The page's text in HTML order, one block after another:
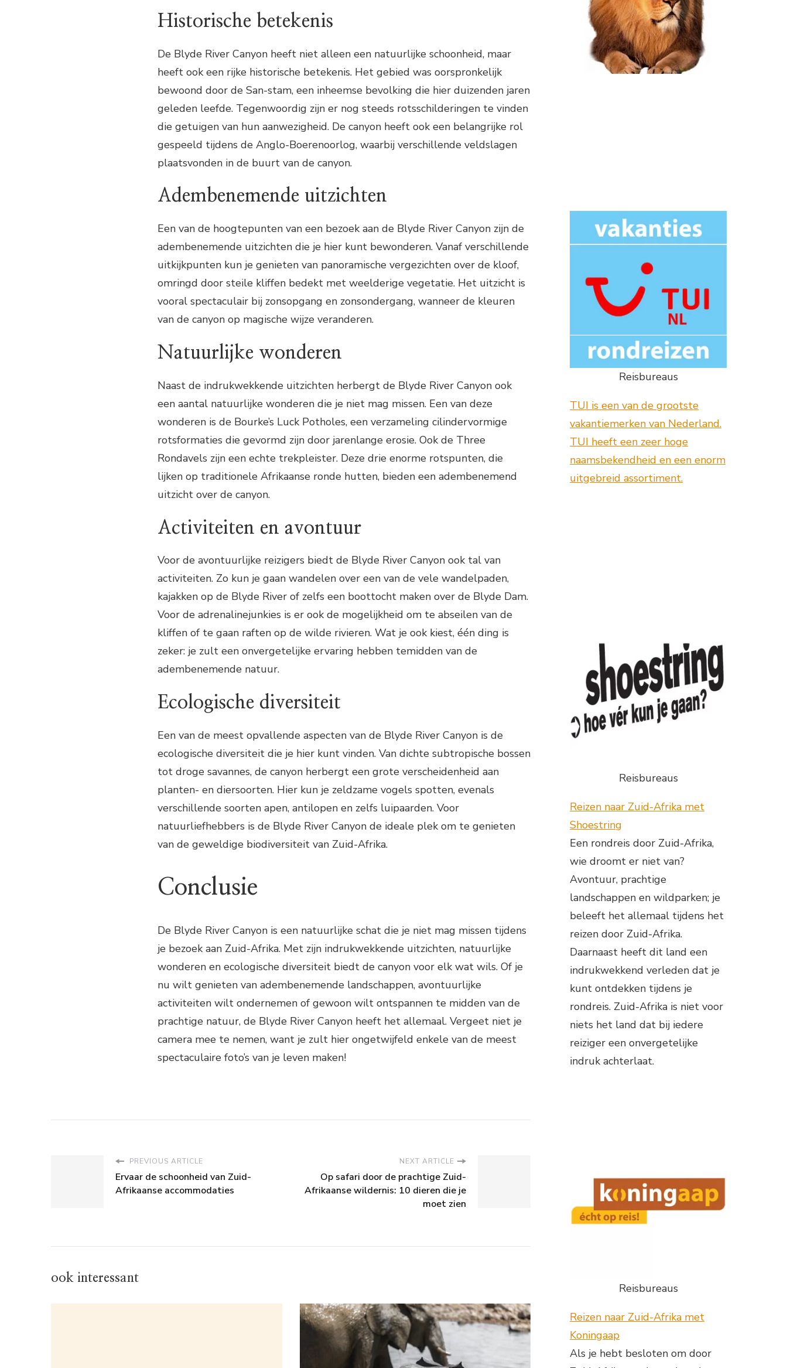
Historische betekenis
De Blyde River Canyon heeft niet alleen een natuurlijke schoonheid, maar
heeft ook een rijke historische betekenis. Het gebied was oorspronkelijk
bewoond door de San-stam, een inheemse bevolking die hier duizenden jaren
geleden leefde. Tegenwoordig zijn er nog steeds rotsschilderingen te vinden
die getuigen van hun aanwezigheid. De canyon heeft ook een belangrijke rol
gespeeld tijdens de Anglo-Boerenoorlog, waarbij verschillende veldslagen
plaatsvonden in de buurt van de canyon.
Adembenemende uitzichten
Een van de hoogtepunten van een bezoek aan de Blyde River Canyon zijn de
adembenemende uitzichten die je hier kunt bewonderen. Vanaf verschillende
uitkijkpunten kun je genieten van panoramische vergezichten over de kloof,
omringd door steile kliffen bedekt met weelderige vegetatie. Het uitzicht is
vooral spectaculair bij zonsopgang en zonsondergang, wanneer de kleuren
van de canyon op magische wijze veranderen.
Natuurlijke wonderen
Naast de indrukwekkende uitzichten herbergt de Blyde River Canyon ook
een aantal natuurlijke wonderen die je niet mag missen. Een van deze
wonderen is de Bourke’s Luck Potholes, een verzameling cilindervormige
rotsformaties die gevormd zijn door jarenlange erosie. Ook de Three
Rondavels zijn een echte trekpleister. Deze drie enorme rotspunten, die
lijken op traditionele Afrikaanse ronde hutten, bieden een adembenemend
uitzicht over de canyon.
Activiteiten en avontuur
Voor de avontuurlijke reizigers biedt de Blyde River Canyon ook tal van
activiteiten. Zo kun je gaan wandelen over een van de vele wandelpaden,
kajakken op de Blyde River of zelfs een boottocht maken over de Blyde Dam.
Voor de adrenalinejunkies is er ook de mogelijkheid om te abseilen van de
kliffen of te gaan raften op de wilde rivieren. Wat je ook kiest, één ding is
zeker: je zult een onvergetelijke ervaring hebben temidden van de
adembenemende natuur.
Ecologische diversiteit
Een van de meest opvallende aspecten van de Blyde River Canyon is de
ecologische diversiteit die je hier kunt vinden. Van dichte subtropische bossen
tot droge savannes, de canyon herbergt een grote verscheidenheid aan
planten- en diersoorten. Hier kun je zeldzame vogels spotten, evenals
verschillende soorten apen, antilopen en zelfs luipaarden. Voor
natuurliefhebbers is de Blyde River Canyon de ideale plek om te genieten
van de geweldige biodiversiteit van Zuid-Afrika.
Conclusie
De Blyde River Canyon is een natuurlijke schat die je niet mag missen tijdens
je bezoek aan Zuid-Afrika. Met zijn indrukwekkende uitzichten, natuurlijke
wonderen en ecologische diversiteit biedt de canyon voor elk wat wils. Of je
nu wilt genieten van adembenemende landschappen, avontuurlijke
activiteiten wilt ondernemen of gewoon wilt ontspannen te midden van de
prachtige natuur, de Blyde River Canyon heeft het allemaal. Vergeet niet je
camera mee te nemen, want je zult hier ongetwijfeld enkele van de meest
spectaculaire foto’s van je leven maken!
PREVIOUS ARTICLE
Ervaar de schoonheid van Zuid-
Afrikaanse accommodaties
NEXT ARTICLE
Op safari door de prachtige Zuid-
Afrikaanse wildernis: 10 dieren die je
moet zien
ook interessant
Reisbureaus
TUI is een van de grootste
vakantiemerken van Nederland.
TUI heeft een zeer hoge
naamsbekendheid en een enorm
uitgebreid assortiment.
Reisbureaus
Reizen naar Zuid-Afrika met
Shoestring
Een rondreis door Zuid-Afrika,
wie droomt er niet van?
Avontuur, prachtige
landschappen en wildparken; je
beleeft het allemaal tijdens het
reizen door Zuid-Afrika.
Daarnaast heeft dit land een
indrukwekkend verleden dat je
kunt ontdekken tijdens je
rondreis. Zuid-Afrika is niet voor
niets het land dat bij iedere
reiziger een onvergetelijke
indruk achterlaat.
Reisbureaus
Reizen naar Zuid-Afrika met
Koningaap
Als je hebt besloten om door